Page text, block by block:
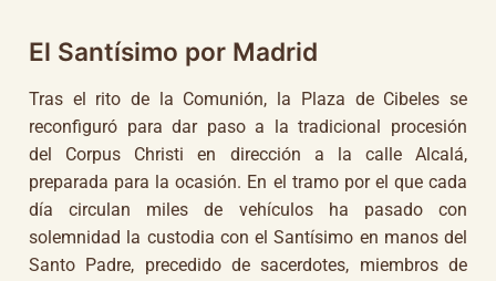
El Santísimo por Madrid
Tras el rito de la Comunión, la Plaza de Cibeles se
reconfiguró para dar paso a la tradicional procesión
del Corpus Christi en dirección a la calle Alcalá,
preparada para la ocasión. En el tramo por el que cada
día circulan miles de vehículos ha pasado con
solemnidad la custodia con el Santísimo en manos del
Santo Padre, precedido de sacerdotes, miembros de